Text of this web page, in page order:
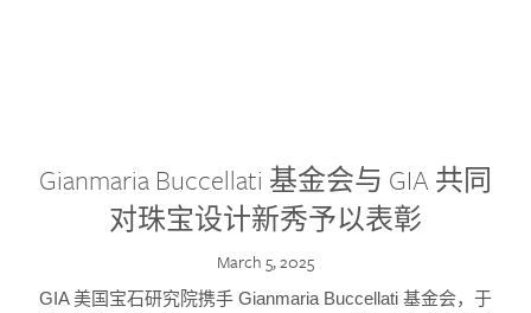
Gianmaria Buccellati 基金会与 GIA 共同
对珠宝设计新秀予以表彰
March 5, 2025
GIA 美国宝石研究院携手 Gianmaria Buccellati 基金会，于